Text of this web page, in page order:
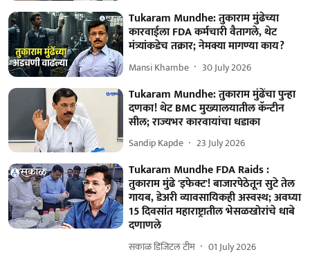
Tukaram Mundhe: तुकाराम मुंढेच्या
कारवाईला FDA कर्मचारी वैतागले, थेट
मंत्र्यांकडेच तक्रार; नेमक्या मागण्या काय?
Mansi Khambe 30 July 2026
Tukaram Mundhe: तुकाराम मुंढेंचा पुन्हा
दणका! थेट BMC मुख्यालयातील कॅन्टीन
सील; राज्यभर कारवायांचा धडाका
Sandip Kapde 23 July 2026
Tukaram Mundhe FDA Raids :
तुकाराम मुंढे 'इफेक्ट'! बाजारपेठेतून सुटे तेल
गायब, डेअरी व्यावसायिकही अस्वस्थ; अवघ्या
15 दिवसांत महाराष्ट्रातील भेसळखोरांचे धाबे
दणाणले
सकाळ डिजिटल टीम 01 July 2026